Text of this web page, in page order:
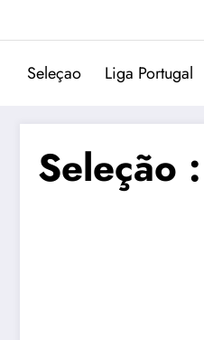
Seleçao Liga Portugal
Seleção